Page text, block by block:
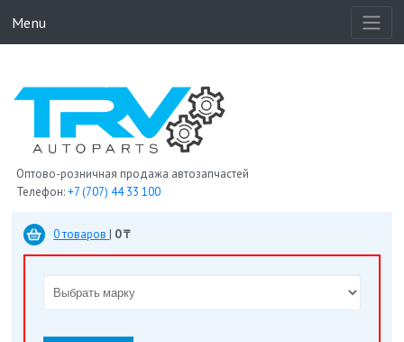
Menu
Оптово-розничная продажа автозапчастей
Телефон:+7 (707) 44 33 100
0 товаров | 0 ₸